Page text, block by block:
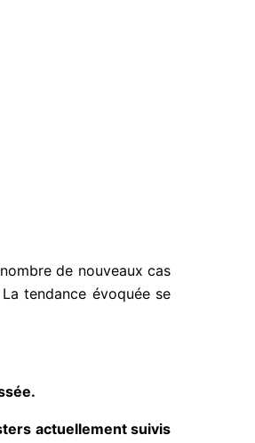
de nouveaux cas
La tendance évoquée se
actuellement suivis